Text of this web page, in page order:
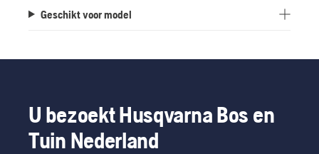
Geschikt voor model
U bezoekt Husqvarna Bos en
Tuin Nederland